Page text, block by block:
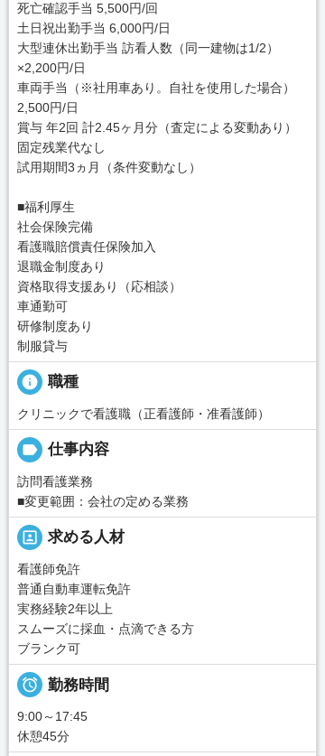
死亡確認手当 5,500円/回
土日祝出勤手当 6,000円/日
大型連休出勤手当 訪看人数（同一建物は1/2）
×2,200円/日
車両手当（※社用車あり。自社を使用した場合）
2,500円/日
賞与 年2回 計2.45ヶ月分（査定による変動あり）
固定残業代なし
試用期間3ヵ月（条件変動なし）
■福利厚生
社会保険完備
看護職賠償責任保険加入
退職金制度あり
資格取得支援あり（応相談）
車通勤可
研修制度あり
制服貸与
info 職種
クリニックで看護職（正看護師・准看護師）
label 仕事内容
訪問看護業務
■変更範囲：会社の定める業務
portrait 求める人材
看護師免許
普通自動車運転免許
実務経験2年以上
スムーズに採血・点滴できる方
ブランク可
 勤務時間
9:00～17:45
休憩45分